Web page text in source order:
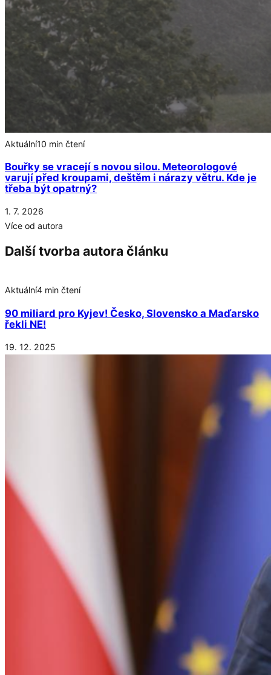
Aktuální10 min čtení
Bouřky se vracejí s novou silou. Meteorologové
varují před kroupami, deštěm i nárazy větru. Kde je
třeba být opatrný?
1. 7. 2026
Více od autora
Další tvorba autora článku
Aktuální4 min čtení
90 miliard pro Kyjev! Česko, Slovensko a Maďarsko
řekli NE!
19. 12. 2025